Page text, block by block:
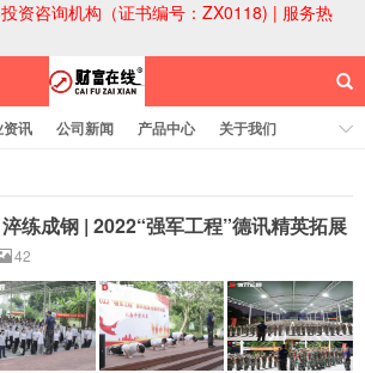
资咨询机构（证书编号：ZX0118) | 服务热
讯 公司新闻 产品中心
关于我们
练成钢 | 2022“强军工程”德讯精英拓展
42